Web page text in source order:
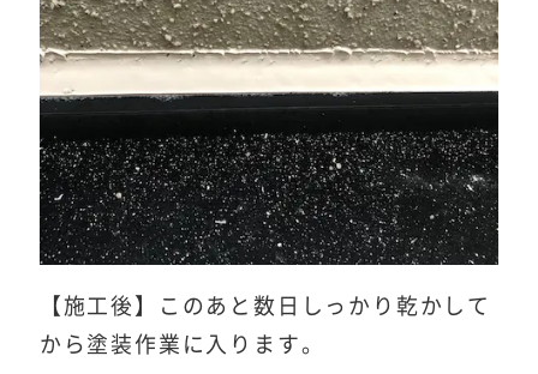
【施工後】このあと数日しっかり乾かして
から塗装作業に入ります。